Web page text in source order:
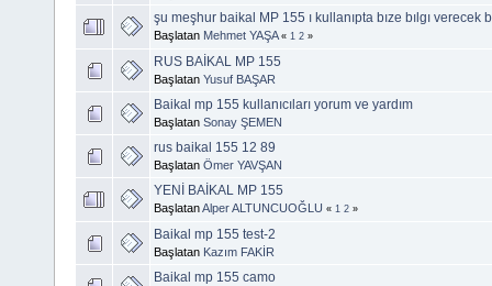
şu meşhur baikal MP 155 ı kullanıpta bıze bılgı verecek
Başlatan Mehmet YAŞA « 1 2 »
RUS BAİKAL MP 155
Başlatan Yusuf BAŞAR
Baikal mp 155 kullanıcıları yorum ve yardım
Başlatan Sonay ŞEMEN
rus baikal 155 12 89
Başlatan Ömer YAVŞAN
YENİ BAİKAL MP 155
BaşlatanAlper ALTUNCUOĞLU « 1 2 »
Baikal mp 155 test-2
Başlatan Kazım FAKİR
Baikal mp 155 camo